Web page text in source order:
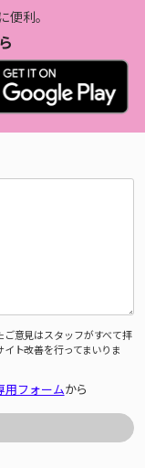
便利。
意見はスタッフがすべて拝
ト改善を行ってまいりま
用フォームから